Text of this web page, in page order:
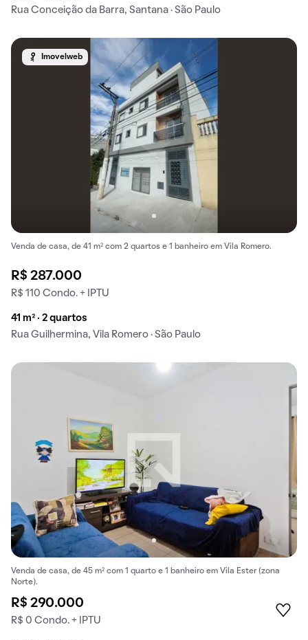
Rua Conceição da Barra, Santana · São Paulo
Imovelweb
Venda de casa, de 41 m² com 2 quartos e 1 banheiro em Vila Romero.
R$ 287.000
R$ 110 Condo. + IPTU
41 m² · 2 quartos
Rua Guilhermina, Vila Romero · São Paulo
Venda de casa, de 45 m² com 1 quarto e 1 banheiro em Vila Ester (zona
Norte).
R$ 290.000
R$ 0 Condo. + IPTU